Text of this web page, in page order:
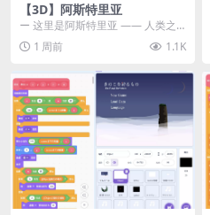
【3D】阿斯特里亚
ー 这里是阿斯特里亚 —— 人类之
罪与未来希望交汇之地 📖 游戏简
介 《阿斯特里...
1 周前 1.1K